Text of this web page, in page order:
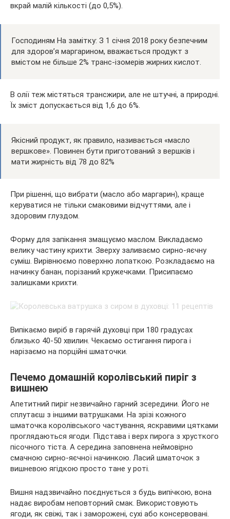
вкрай малій кількості (до 0,5%).
Господиням На замітку: З 1 січня 2018 року безпечним
для здоров’я маргарином, вважається продукт з
вмістом не більше 2% транс-ізомерів жирних кислот.
В олії теж містяться трансжири, але не штучні, а природні.
Їх зміст допускається від 1,6 до 6%.
Якісний продукт, як правило, називається «масло
вершкове». Повинен бути приготований з вершків і
мати жирність від 78 до 82%
При рішенні, що вибрати (масло або маргарин), краще
керуватися не тільки смаковими відчуттями, але і
здоровим глуздом.
Форму для запікання змащуємо маслом. Викладаємо
велику частину крихти. Зверху заливаємо сирно-яєчну
суміш. Вирівнюємо поверхню лопаткою. Розкладаємо на
начинку банан, порізаний кружечками. Присипаємо
залишками крихти.
Випікаємо виріб в гарячій духовці при 180 градусах
близько 40-50 хвилин. Чекаємо остигання пирога і
нарізаємо на порційні шматочки.
Печемо домашній королівський пиріг з
вишнею
Апетитний пиріг незвичайно гарний зсередини. Його не
сплутаєш з іншими ватрушками. На зрізі кожного
шматочка королівського частування, яскравими цятками
проглядаються ягоди. Підстава і верх пирога з хрусткого
пісочного тіста. А середина заповнена неймовірно
смачною сирно-яєчної начинкою. Ласий шматочок з
вишневою ягідкою просто тане у роті.
Вишня надзвичайно поєднується з будь випічкою, вона
надає виробам неповторний смак. Використовують
ягоди, як свіжі, так і заморожені, сухі або консервовані.